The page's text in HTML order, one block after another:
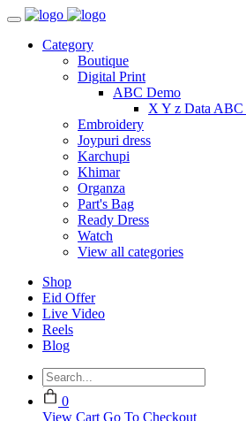
Category
Boutique
Digital Print
ABC Demo
X Y z Data ABC
Embroidery
Joypuri dress
Karchupi
Khimar
Organza
Part's Bag
Ready Dress
Watch
View all categories
Shop
Eid Offer
Live Video
Reels
Blog
0
View Cart Go To Checkout